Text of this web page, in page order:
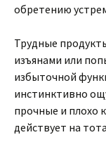
обретению
Трудные
изъянами или
избыточной
инстинктивно
прочные и плохо
действует на